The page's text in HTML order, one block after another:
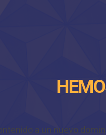
a un nuevo